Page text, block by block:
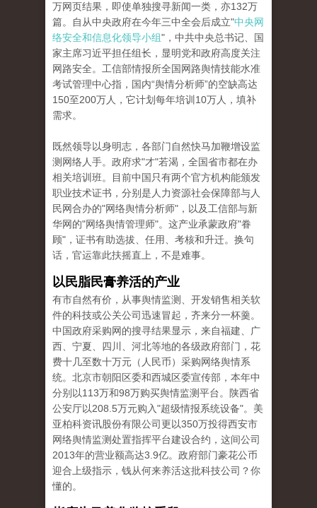
万网页结果，即使单独搜寻新闻一类，亦132万
篇。自从中央政府在今年三中全会后成立"中央网
络安全和信息化领导小组"，中共中央总书记、国
家主席习近平担任组长，显明党和政府高度关注
网路安全。工信部情报所全国网路舆情技能水准
考试管理中心指，国内“舆情分析师”的空缺高达
150至200万人，它计划每年培训10万人，填补
需求。
既然领导以身明志，各部门自然快马加鞭增设监
测网络人手。政府求"才"若渴，全国省市都在办
相关培训班。目前中国只有两个官方机构能颁发
职业技术证书，分别是人力资源社会保障部与人
民网合办的"网络舆情分析师"，以及工信部与新
华网的"网络舆情管理师"。这产业承蒙政府"眷
顾"，证书有助选拔、任用、考核和升迁。换句
话，官运靠此扶摇直上，不是难事。
以民脂民膏养活的产业
有市自然有价，从事舆情监测、开发销售相关软
件的科技或公关公司迅速冒起，齐来分一杯羹。
中国政府采购网的搜寻结果显示，来自福建、广
西、宁夏、四川、河北等地的各级政府部门，花
费十几至数十万元（人民币）采购网络舆情系
统。北京市朝阳区委和西城区委宣传部，本年中
分别以113万和98万购买舆情监测平台。陕西省
公安厅以208.5万元购入"超级情报系统设备"。美
亚柏科资讯股份有限公司更以350万投得西安市
网络舆情监测处置指挥平台建设合约，这间公司
2013年的营业额高达3.9亿。政府部门豪花公币
迎合上级指示，钱从何来养活这批科技公司？你
懂的。